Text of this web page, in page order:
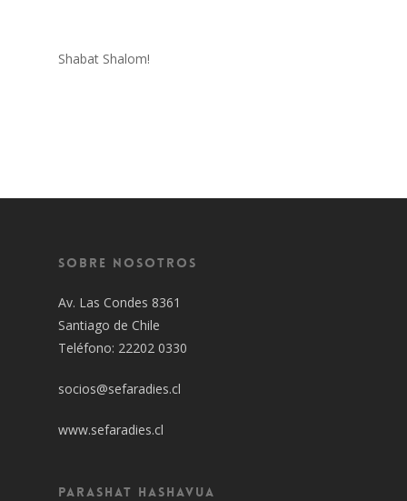
Shabat Shalom!
Sobre Nosotros
Av. Las Condes 8361
Santiago de Chile
Teléfono: 22202 0330
socios@sefaradies.cl
www.sefaradies.cl
Parashat Hashavua